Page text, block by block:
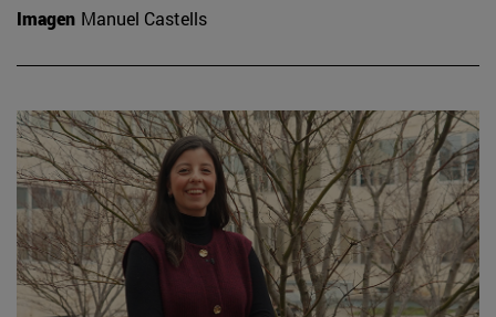
Imagen Manuel Castells